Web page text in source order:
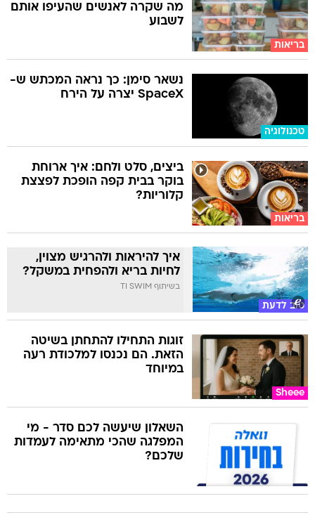
בריאות
מה שקרה לאנשים שהעיפו אותם
לשבוע
טכנולוגיה
נשאר סימן: כך נראה המכתש ש-
SpaceX יצרה על הירח
בריאות
ביצים, סלט ולחם: איך ארוחת
בוקר בבית קפה הופכת לפצצת
קלוריות?
טוב לדעת
איך להיראות ולהרגיש מצוין,
לחיות בריא ולהפחית במשקל?
בשיתוף TI SWIM
Sheee
זוגות התחילו להתחתן בשיטה
הזאת. הם נכנסו למלכודת רעה
במיוחד
השאלון שיעשה לכם סדר - מי
המפלגה שהכי מתאימה לעמדות
שלכם?